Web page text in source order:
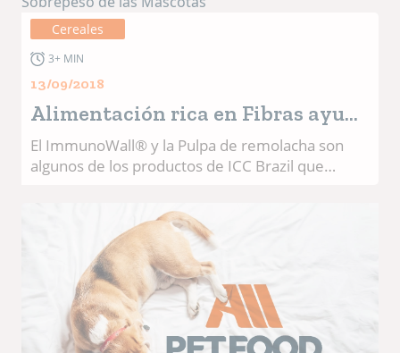
Cereales
3+ MIN
13/09/2018
Alimentación rica en Fibras ayuda
a Reducir el Sobrepeso de las
Mascotas
El ImmunoWall® y la Pulpa de remolacha son
algunos de los productos de ICC Brazil que
de perros y gatos en los hogares brasileños
aumenta a cada año. Un levantamiento hecho
por el "Instituto Brasileiro de Geografia e
Estatística" (IBGE) en alianza con la "Associação
Brasileira da Indústria de Produtos para Animais
de Estimação" (Abinpet) ha enseñado que Brasil
tiene la segunda mayor población de mascotas